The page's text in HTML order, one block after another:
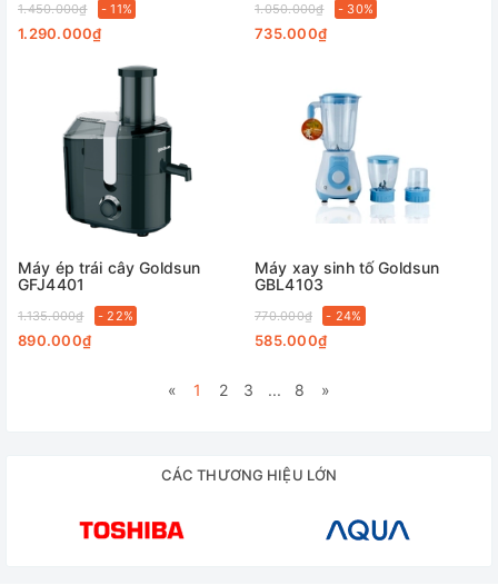
1.450.000₫ - 11%
1.290.000₫
1.050.000₫ - 30%
735.000₫
Máy ép trái cây Goldsun
GFJ4401
1.135.000₫ - 22%
890.000₫
Máy xay sinh tố Goldsun
GBL4103
770.000₫ - 24%
585.000₫
« 1 2 3 ... 8 »
CÁC THƯƠNG HIỆU LỚN